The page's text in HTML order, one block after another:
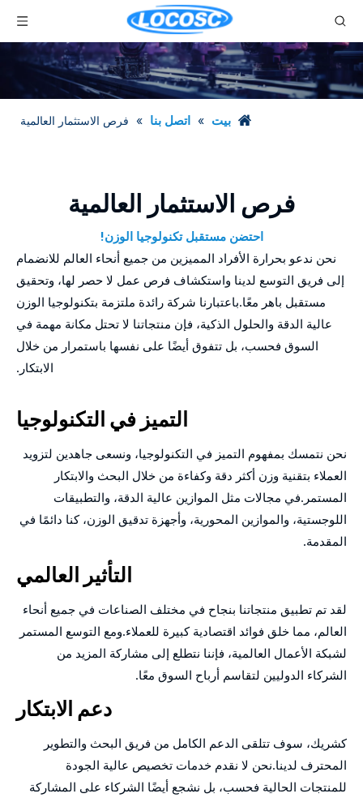
بيت » اتصل بنا » فرص الاستثمار العالمية
فرص الاستثمار العالمية
احتضن مستقبل تكنولوجيا الوزن!
نحن ندعو بحرارة الأفراد المميزين من جميع أنحاء العالم للانضمام
إلى فريق التوسع لدينا واستكشاف فرص عمل لا حصر لها، وتحقيق
مستقبل باهر معًا.باعتبارنا شركة رائدة ملتزمة بتكنولوجيا الوزن
عالية الدقة والحلول الذكية، فإن منتجاتنا لا تحتل مكانة مهمة في
السوق فحسب، بل تتفوق أيضًا على نفسها باستمرار من خلال
الابتكار.
التميز في التكنولوجيا
نحن نتمسك بمفهوم التميز في التكنولوجيا، ونسعى جاهدين لتزويد
العملاء بتقنية وزن أكثر دقة وكفاءة من خلال البحث والابتكار
المستمر.في مجالات مثل الموازين عالية الدقة، والتطبيقات
اللوجستية، والموازين المحورية، وأجهزة تدقيق الوزن، كنا دائمًا في
المقدمة.
التأثير العالمي
لقد تم تطبيق منتجاتنا بنجاح في مختلف الصناعات في جميع أنحاء
العالم، مما خلق فوائد اقتصادية كبيرة للعملاء.ومع التوسع المستمر
لشبكة الأعمال العالمية، فإننا نتطلع إلى مشاركة المزيد من
الشركاء الدوليين لتقاسم أرباح السوق معًا.
دعم الابتكار
كشريك، سوف تتلقى الدعم الكامل من فريق البحث والتطوير
المحترف لدينا.نحن لا نقدم خدمات تخصيص عالية الجودة
للمنتجات الحالية فحسب، بل نشجع أيضًا الشركاء على المشاركة